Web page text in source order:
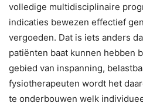
volledige multidisciplinaire
indicaties bewezen effectief
vergoeden. Dat is iets anders
patiënten baat kunnen hebben
gebied van inspanning,
fysiotherapeuten wordt het
te onderbouwen welk